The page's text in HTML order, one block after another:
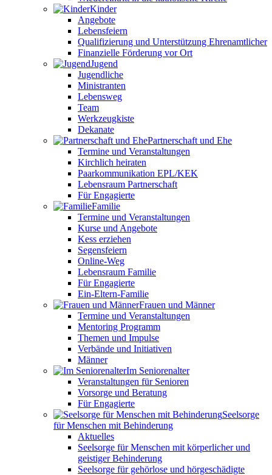
Kinder
Angebote
Lebensfeiern
Qualifizierung und Unterstützung Ehrenamtlicher
Finanzielle Förderung vor Ort
Jugend
Jugendliche
Ministranten
Lebensweg
Team
Werkzeugkiste
Dekanate
Partnerschaft und Ehe
Termine und Veranstaltungen
Kirchlich heiraten
Paarkommunikation EPL/KEK
Lebensraum Partnerschaft
Für Engagierte
Familie
Termine und Veranstaltungen
Kurse und Angebote
Kess erziehen
Segensfeiern
Online-Weg
Lebensraum Familie
Für Engagierte
Ein-Eltern-Familie
Frauen und Männer
Termine und Veranstaltungen
Mentoring Programm
Themen und Impulse
Verbände und Initiativen
Männer
Im Seniorenalter
Veranstaltungen für Senioren
Vorsorge und Beratung
Für Engagierte
Seelsorge
für Menschen mit Behinderung
Aktuelles
Seelsorge für Menschen mit körperlicher und
geistiger Behinderung
Seelsorge für gehörlose und hörgeschädigte